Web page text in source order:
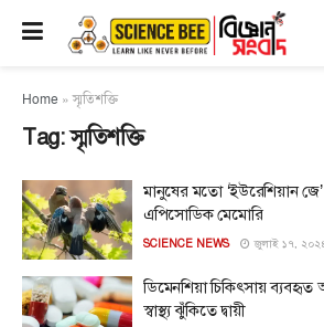
Home »স্মৃতিশক্তি
Tag:স্মৃতিশক্তি
মানুষের মতো ‘ইউরেশিয়ান
এপিসোডিক মেমোরি
SCIENCE NEWS জুলাই ১৭,
ডিমেনশিয়া চিকিৎসায় ব্যবহৃত
স্বাস্থ্য ঝুঁকিতে দ্বায়ী